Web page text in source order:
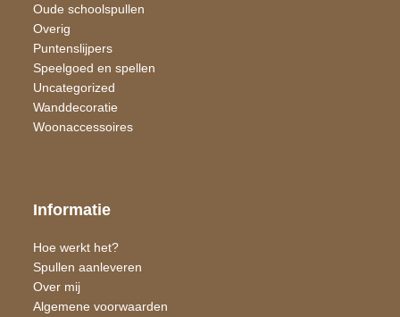
Oude schoolspullen
Overig
Puntenslijpers
Speelgoed en spellen
Uncategorized
Wand​decoratie
Woon​accessoires
Informatie
Hoe werkt het?
Spullen aanleveren
Over mij
Algemene voorwaarden